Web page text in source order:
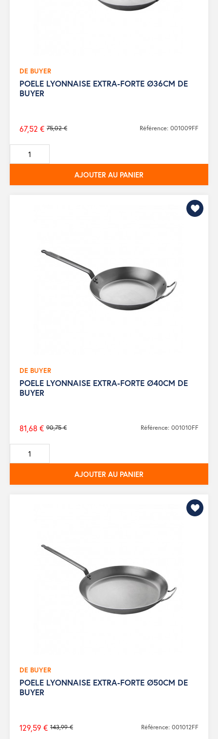
DE BUYER
POELE LYONNAISE EXTRA-FORTE Ø36CM DE
BUYER
Prix
de
base
75,02 €
67,52 € Référence: 001009FF
AJOUTER AU PANIER
DE BUYER
POELE LYONNAISE EXTRA-FORTE Ø40CM DE
BUYER
Prix
de
base
90,75 €
81,68 € Référence: 001010FF
AJOUTER AU PANIER
DE BUYER
POELE LYONNAISE EXTRA-FORTE Ø50CM DE
BUYER
Prix
143,99 €
129,59 € Référence: 001012FF